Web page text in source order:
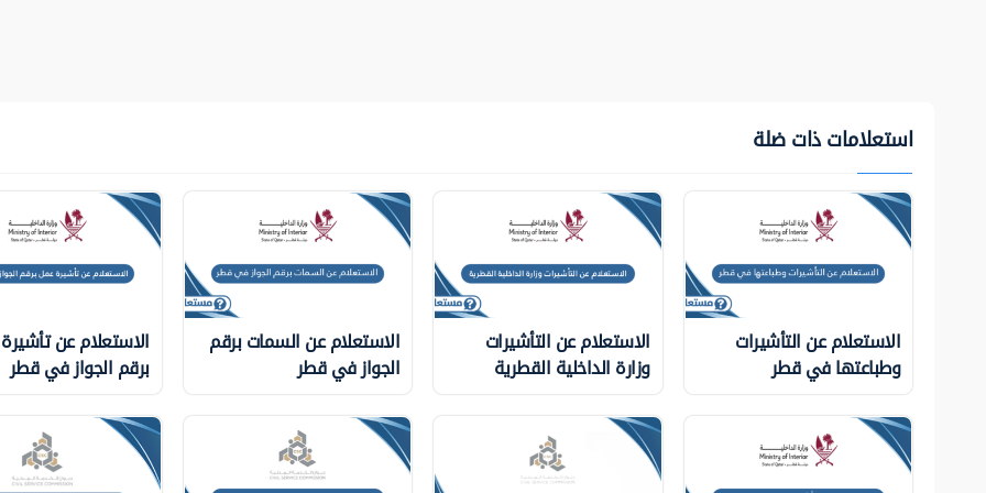
استعلامات ذات ضلة
الاستعلام عن التأشيرات
وطباعتها في قطر
الاستعلام عن التأشيرات
وزارة الداخلية ‏القطرية
الاستعلام عن السمات برقم
الجواز في قطر
الاستعلام عن
برقم الجواز في قطر